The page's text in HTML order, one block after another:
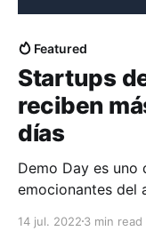
Featured
Startups
reciben
días
Demo Day es uno
emocionantes del año. Durante 3 meses
mejorar sus
14 jul. 2022 3 min read